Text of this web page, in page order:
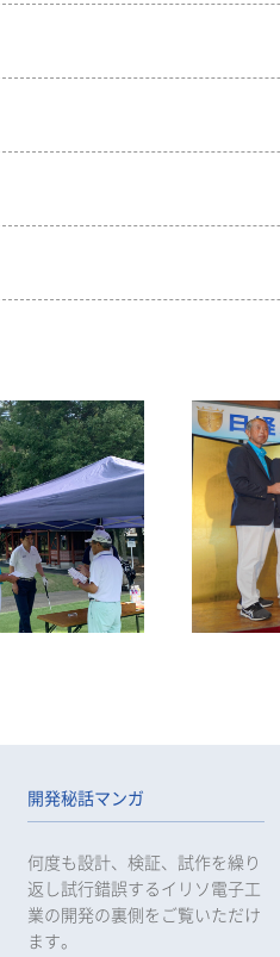
開発秘話マンガ
何度も設計、検証、試作を繰り
返し試行錯誤するイリソ電子工
業の開発の裏側をご覧いただけ
ます。